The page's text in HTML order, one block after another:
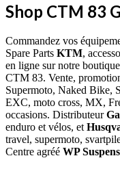
Shop CTM 83
Commandez vos
Spare Parts KTM,
en ligne sur notre
CTM 83. Vente,
Supermoto, Naked Bike,
EXC, moto cross, MX,
occasions. Distributeur
enduro et vélos, et
travel, supermoto,
Centre agréé WP